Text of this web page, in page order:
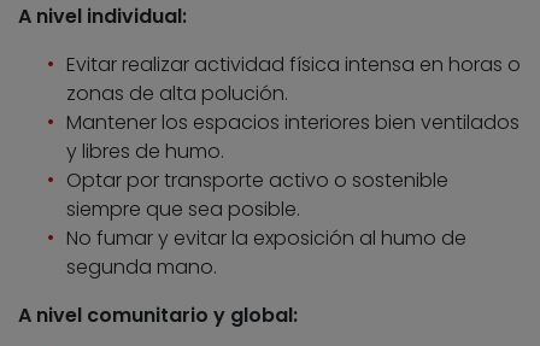
A nivel individual:
Evitar realizar actividad física intensa en horas o
zonas de alta polución.
Mantener los espacios interiores bien ventilados
y libres de humo.
Optar por transporte activo o sostenible
siempre que sea posible.
No fumar y evitar la exposición al humo de
segunda mano.
A nivel comunitario y global: